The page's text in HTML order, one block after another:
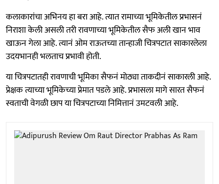
कलाकारांचा अभिनय हा बरा आहे. त्यात रामाच्या भूमिकेतील प्रभासनं
निराशा केली असली तरी रावणाच्या भूमिकेतील सैफ अली खान भाव
खाऊन गेला आहे. त्यानं ओम राऊतच्या तान्हाजी चित्रपटात साकारलेला
उदयभानही भलताच प्रभावी होती.
या चित्रपटातही रावणाची भूमिका सैफनं मोठ्या ताकदीनं साकारली आहे.
प्रेक्षक त्याच्या भूमिकेच्या प्रेमात पडले आहे. प्रभासला मागे सारत सैफनं
स्वताची वेगळी छाप या चित्रपटाच्या निमित्तानं उमटवली आहे.